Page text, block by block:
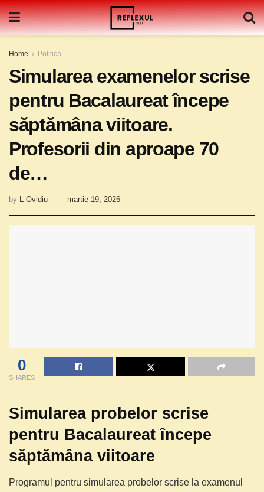
Home Politica
Simularea examenelor scrise
pentru Bacalaureat începe
săptămâna viitoare.
Profesorii din aproape 70
de…
by L Ovidiu martie 19, 2026
0
SHARES
Simularea probelor scrise
pentru Bacalaureat începe
săptămâna viitoare
Programul pentru simularea probelor scrise la examenul